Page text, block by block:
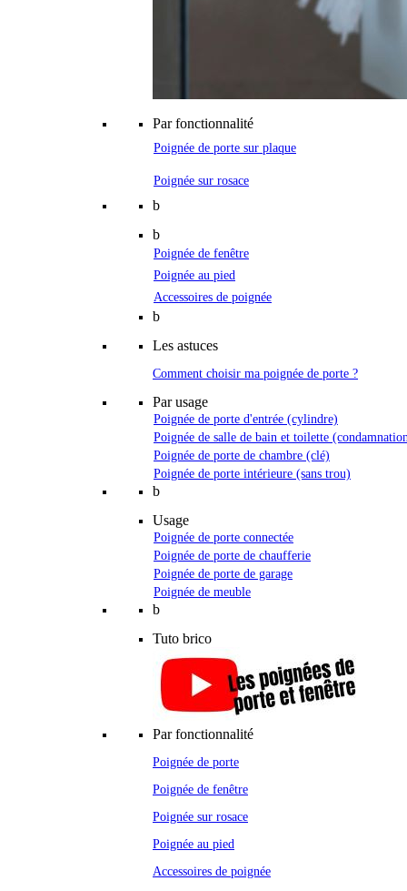
Par fonctionnalité
Poignée de porte sur plaque
Poignée sur rosace
b
b
Poignée de fenêtre
Poignée au pied
Accessoires de poignée
b
Les astuces
Comment choisir ma poignée de porte ?
Par usage
Poignée de porte d'entrée (cylindre)
Poignée de salle de bain et toilette
Poignée de porte de chambre (clé)
Poignée de porte intérieure (sans trou)
b
Usage
Poignée de porte connectée
Poignée de porte de chaufferie
Poignée de porte de garage
Poignée de meuble
b
Tuto brico
Par fonctionnalité
Poignée de porte
Poignée de fenêtre
Poignée sur rosace
Poignée au pied
Accessoires de poignée